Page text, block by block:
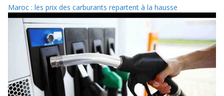
Maroc : les prix des carburants repartent à la hausse